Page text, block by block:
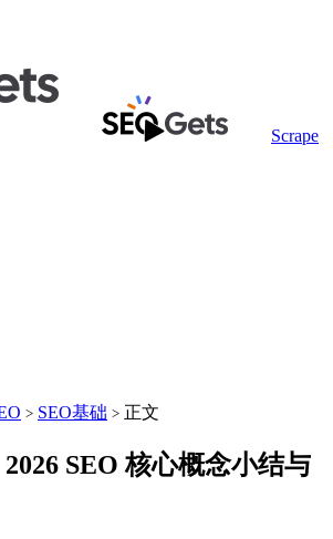
Scrape
> SEO基础 > 正文
SEO 核心概念小结与